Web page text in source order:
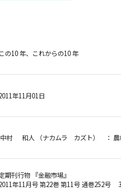
この10 年、これからの10 年
年11月01日
中村 和人 （ナカムラ カズト） ：
期刊行物 『金融市場』
年11月号 第22巻 第11号 通巻252号